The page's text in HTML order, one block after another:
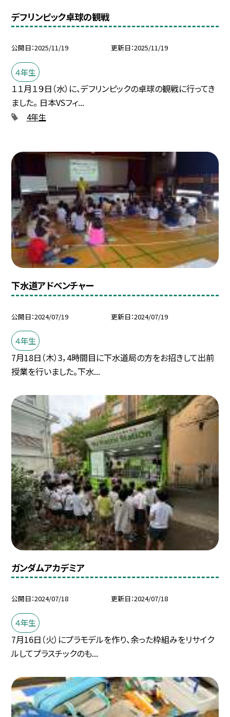
デフリンピック卓球の観戦
公開日 2025/11/19 更新日 2025/11/19
４年生
１１月１９日（水）に、デフリンピックの卓球の観戦に行ってき
ました。 日本VSフィ...
4年生
下水道アドベンチャー
公開日 2024/07/19 更新日 2024/07/19
４年生
7月18日（木）3，4時間目に下水道局の方をお招きして出前
授業を行いました。下水...
ガンダムアカデミア
公開日 2024/07/18 更新日 2024/07/18
４年生
7月16日（火）にプラモデルを作り、余った枠組みをリサイク
ルしてプラスチックのも...